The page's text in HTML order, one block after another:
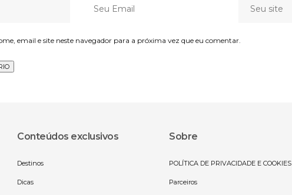
email e site neste navegador para a próxima vez que eu comentar.
Conteúdos exclusivos
Destinos
Dicas
Sobre
POLÍTICA DE PRIVACIDADE E COOKIES
Parceiros